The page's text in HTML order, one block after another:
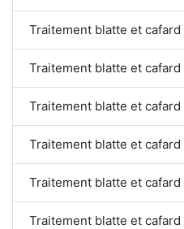
Traitement blatte et
Traitement blatte et
Traitement blatte et
Traitement blatte et
Traitement blatte et
Traitement blatte et